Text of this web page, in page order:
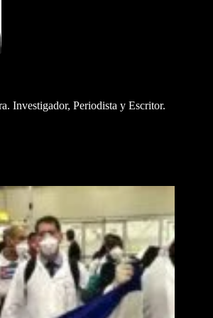
Investigador, Periodista y Escritor.